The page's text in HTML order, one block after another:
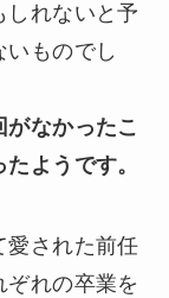
しれないと予
ものでし
がなかったこ
ようです。
愛された前任
れの卒業を